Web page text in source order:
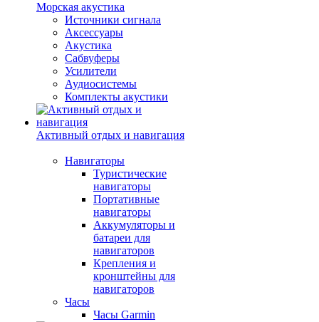
Морская акустика
Источники сигнала
Аксессуары
Акустика
Сабвуферы
Усилители
Аудиосистемы
Комплекты акустики
Активный отдых и навигация
Навигаторы
Туристические
навигаторы
Портативные
навигаторы
Аккумуляторы и
батареи для
навигаторов
Крепления и
кронштейны для
навигаторов
Часы
Часы Garmin